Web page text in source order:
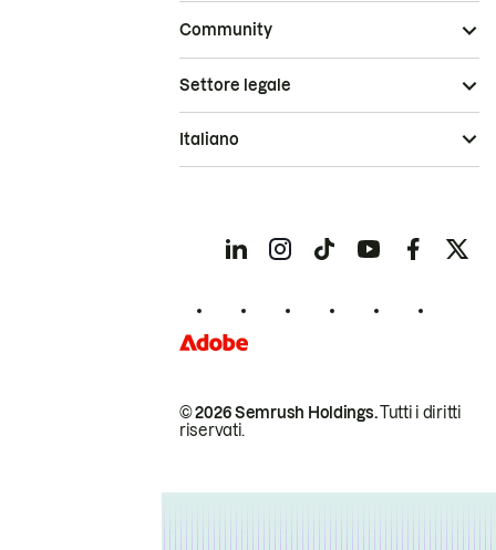
Community
© 2026 Semrush Holdings.Tutti i diritti
riservati.
Settore legale
Italiano